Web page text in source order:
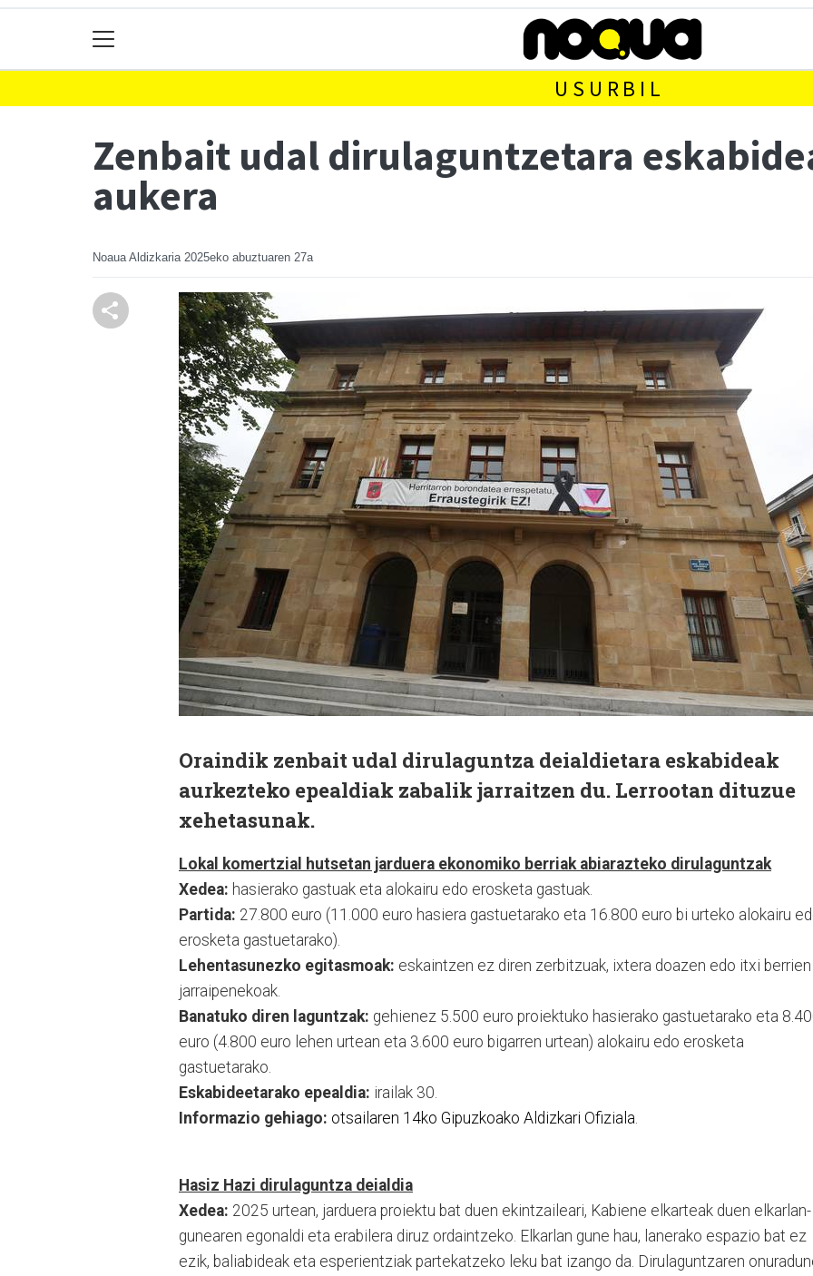
USURBIL
Zenbait udal dirulaguntzetara
aukera
Noaua Aldizkaria 2025eko abuztuaren 27a
Oraindik zenbait udal dirulaguntza deialdietara eskabideak
aurkezteko epealdiak zabalik jarraitzen du. Lerrootan dituzue
xehetasunak.
Lokal komertzial hutsetan jarduera ekonomiko berriak abiarazteko dirulaguntzak
Xedea: hasierako gastuak eta alokairu edo erosketa gastuak.
Partida: 27.800 euro (11.000 euro hasiera gastuetarako eta 16.800 euro bi urteko alokairu
erosketa gastuetarako).
Lehentasunezko egitasmoak: eskaintzen ez diren zerbitzuak, ixtera doazen edo itxi berrien
jarraipenekoak.
Banatuko diren laguntzak: gehienez 5.500 euro proiektuko hasierako gastuetarako eta
euro (4.800 euro lehen urtean eta 3.600 euro bigarren urtean) alokairu edo erosketa
gastuetarako.
Eskabideetarako epealdia: irailak 30.
Informazio gehiago: otsailaren 14ko Gipuzkoako Aldizkari Ofiziala
Hasiz Hazi dirulaguntza deialdia
Xedea: 2025 urtean, jarduera proiektu bat duen ekintzaileari, Kabiene elkarteak duen elkarlan-
gunearen egonaldi eta erabilera diruz ordaintzeko. Elkarlan gune hau, lanerako espazio bat ez
ezik, baliabideak eta esperientziak partekatzeko leku bat izango da. Dirulaguntzaren